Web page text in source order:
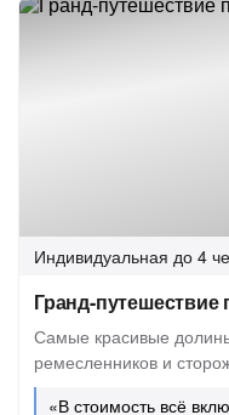
Индивидуальная до 4
Гранд-
Самые красивые
ремесленников и
«В стоимость всё